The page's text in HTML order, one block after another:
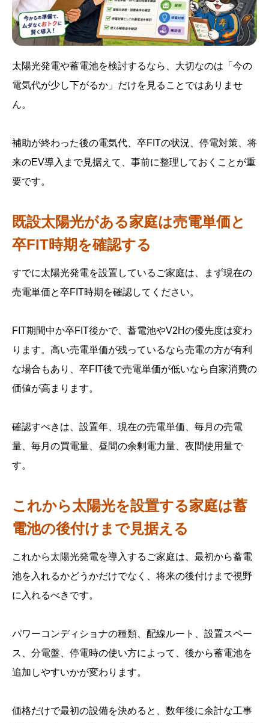
太陽光発電や蓄電池を検討するなら、大切なのは「今の
電気代が少し下がるか」だけを見ることではありませ
ん。
補助が終わった後の電気代、卒FITの状況、停電対策、将
来のEV導入まで見据えて、事前に整理しておくことが重
要です。
既設太陽光がある家庭は売電単価と
卒FIT時期を確認する
すでに太陽光発電を設置しているご家庭は、まず現在の
売電単価と卒FIT時期を確認してください。
FIT期間中か卒FIT後かで、蓄電池やV2Hの優先度は変わ
ります。高い売電単価が残っているなら売電の方が有利
な場合もあり、卒FIT後で売電単価が低いなら自家消費の
価値が高まります。
確認すべきは、設置年、現在の売電単価、毎月の売電
量、毎月の買電量、昼間の余剰電力量、夜間使用量で
す。
これから太陽光を設置する家庭は蓄
電池の後付けまで見据える
これから太陽光発電を導入するご家庭は、最初から蓄電
池を入れるかどうかだけでなく、将来の後付けまで視野
に入れるべきです。
パワーコンディショナの種類、配線ルート、設置スペー
ス、分電盤、停電時の使い方によって、後から蓄電池を
追加しやすいかが変わります。
価格だけで最初の設備を決めると、数年後に余計な工事